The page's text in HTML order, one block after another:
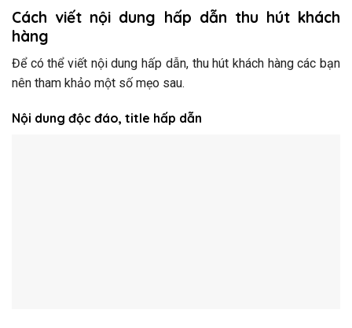
Cách viết nội dung hấp dẫn thu hút khách
hàng
Để có thể viết nội dung hấp dẫn, thu hút khách hàng các bạn
nên tham khảo một số mẹo sau.
Nội dung độc đáo, title hấp dẫn